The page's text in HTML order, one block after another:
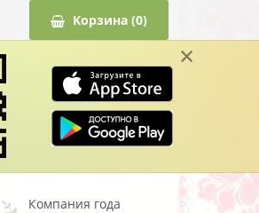
×
Корзина(0)
Компания года